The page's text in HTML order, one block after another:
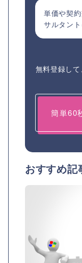
単価や契
サルタン
無料登録し
簡単60
おすすめ記